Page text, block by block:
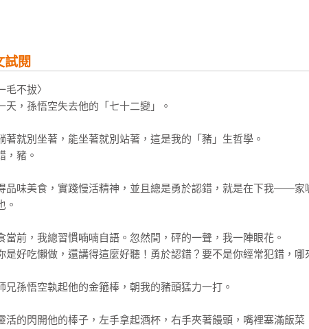
愛班的同學們，為了幫助偏鄉學校，許下一個偉大的夢想。在充
爺泡的茶》
離別的傷痛，需要多少時間才能癒合？
爺在茶山共度的歲月，是阿鐵最歡樂的童年時光，直到升上國中後
關鍵字：成語、典故、作文、人際關係、校園故事、奇幻冒險、
音，適合10~15歲以上閱讀
九項議題分類：性別平等、人權、家庭教育、品德、生命、生涯規
系列共4冊
獸記：晉級班，推理尋寶
爺泡的茶：少年班，親情啟示
聚與離別，都是生命的課題，都那麼貴重，應該要被了解著、陪
於是，接著而來的【成語學堂Ⅰ】、【成語學堂Ⅱ】和【唐詩學堂
道，當初不只是古典新詮，更是探討孩子成長中各種情境的系列作
看不懂題目呀。到底該怎麼辦？」這是發生在許多成績優秀的孩子
讀力，還有理解力與表達力。能不能看懂考題，在考試時拿高分，
，應付考試，得到高分的歲月，只占了短短幾年，孩子們未來長長
才是我們十年來投入許多心血與時間，為孩子創作的初衷。
感知到孩子無邊無際的想像力，在成長中不斷消失，於是創作了【
試閱
毛不拔〉
天，孫悟空失去他的「七十二變」。
著就別坐著，能坐著就別站著，這是我的「豬」生哲學。
，豬。
品味美食，實踐慢活精神，並且總是勇於認錯，就是在下我——家
。
當前，我總習慣喃喃自語。忽然間，砰的一聲，我一陣眼花。
是好吃懶做，還講得這麼好聽！勇於認錯？要不是你經常犯錯，哪
兄孫悟空執起他的金箍棒，朝我的豬頭猛力一打。
活的閃開他的棒子，左手拿起酒杯，右手夾著饅頭，嘴裡塞滿飯菜